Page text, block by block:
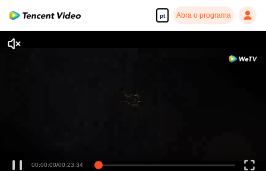
pt Abra o programa
00:00:00/00:23:34